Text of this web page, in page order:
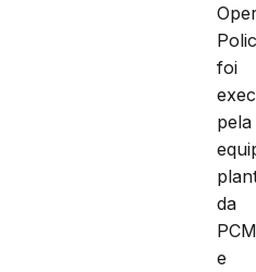
foi
pela
da
e